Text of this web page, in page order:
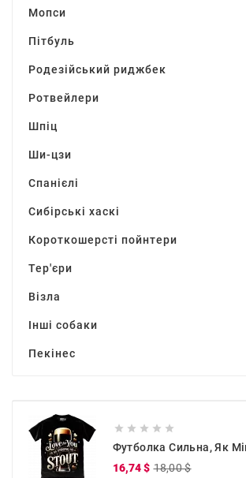
Мопси
Пітбуль
Родезійський риджбек
Ротвейлери
Шпіц
Ши-цзи
Спанієлі
Сибірські хаскі
Короткошерсті пойнтери
Тер'єри
Візла
Інші собаки
Пекінес
    
Футболка Сильна, Як
16,74 $ 18,00 $